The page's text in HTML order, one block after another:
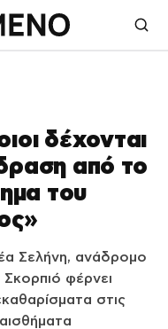
δέχονται
από το
του
Σελήνη, ανάδρομο
φέρνει
στις